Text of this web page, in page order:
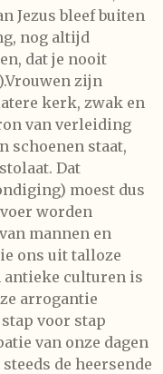
Jezus bleef buiten
nog altijd
dat je nooit
zijn
kerk, zwak en
van verleiding
schoenen staat,
Dat
moest dus
worden
mannen en
ons uit talloze
antieke culturen is
arrogantie
voor stap
van onze dagen
de heersende